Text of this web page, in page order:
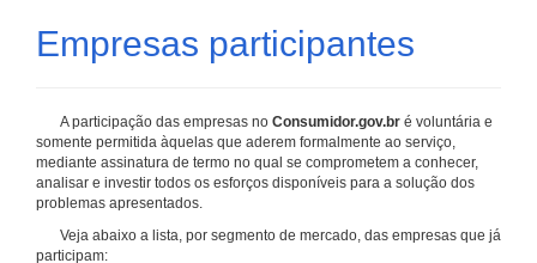
Empresas participantes
A participação das empresas no Consumidor.gov.br é voluntária e
somente permitida àquelas que aderem formalmente ao serviço,
mediante assinatura de termo no qual se comprometem a conhecer,
analisar e investir todos os esforços disponíveis para a solução dos
problemas apresentados.
Veja abaixo a lista, por segmento de mercado, das empresas que já
participam: